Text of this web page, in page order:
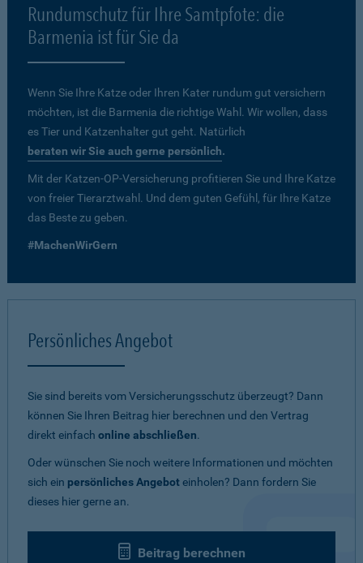
Rundumschutz für Ihre Samtpfote: die
Barmenia ist für Sie da
Wenn Sie Ihre Katze oder Ihren Kater rundum gut versichern
möchten, ist die Barmenia die richtige Wahl. Wir wollen, dass
es Tier und Katzenhalter gut geht. Natürlich
beraten wir Sie auch gerne persönlich.
Mit der Katzen-OP-Versicherung profitieren Sie und Ihre Katze
von freier Tierarztwahl. Und dem guten Gefühl, für Ihre Katze
das Beste zu geben.
#MachenWirGern
Persönliches Angebot
Sie sind bereits vom Versicherungsschutz überzeugt? Dann
können Sie Ihren Beitrag hier berechnen und den Vertrag
direkt einfach online abschließen.
Oder wünschen Sie noch weitere Informationen und möchten
sich ein persönliches Angeboteinholen? Dann fordern Sie
dieses hier gerne an.
Beitrag berechnen